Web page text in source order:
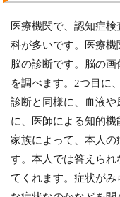
医療機関で、認知症
科が多いです。医療
脳の診断です。脳の
を調べます。2つ目に
診断と同様に、血液や
に、医師による知的
家族によって、本人
す。本人では答えら
てくれます。症状がみ